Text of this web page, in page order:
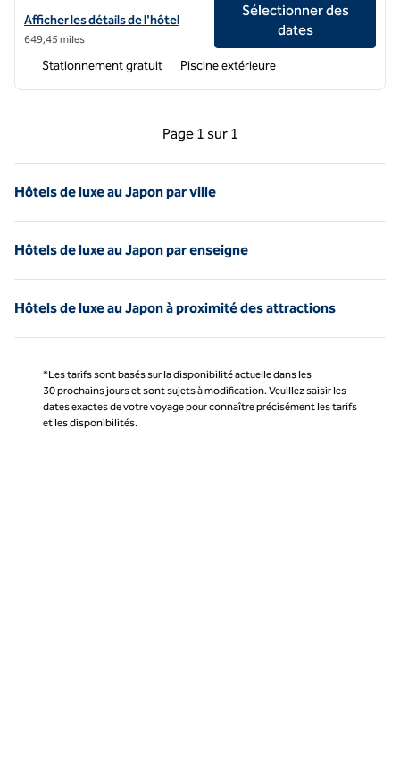
Afficher les détails de l'hôtel Sankara Hotel & Spa Yakushima, un
Afficher les détails de l'hôtel
649,45 miles
Sélectionner des
dates
Stationnement gratuit Piscine extérieure
Page 1 sur 1
Page précédente, 1 sur 1
Page 1 sur 1
Hôtels de luxe au Japon par ville
Hôtels de luxe au Japon par enseigne
Hôtels de luxe au Japon à proximité des attractions
*Les tarifs sont basés sur la disponibilité actuelle dans les
30 prochains jours et sont sujets à modification. Veuillez saisir les
dates exactes de votre voyage pour connaître précisément les tarifs
et les disponibilités.